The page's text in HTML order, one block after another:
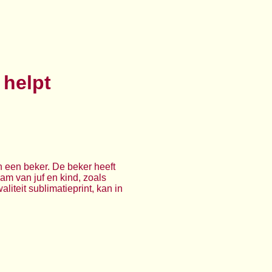
helpt
beker. De beker heeft
van juf en kind, zoals
sublimatieprint, kan in